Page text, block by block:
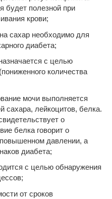
будет полезной при
крови;
сахар необходимо для
диабета;
с целью
количества
мочи выполняется
сахара, лейкоцитов, белка.
о
белка говорит о
повышенном давлении, а
диабета;
с целью обнаружения
от сроков